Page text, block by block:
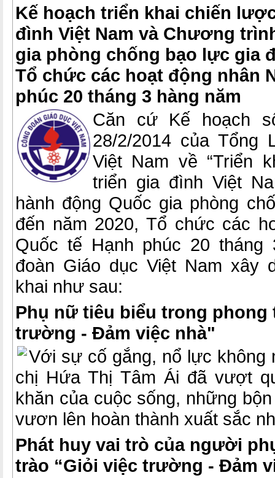
Kế hoạch triển khai chiến
đình Việt Nam và Chương
gia phòng chống bạo lực gia
Tổ chức các hoạt động nhân
phúc 20 tháng 3 hàng năm
Căn cứ Kế hoạch
28/2/2014 của Tổng
Việt Nam về “Triển
triển gia đình Việt
hành động Quốc gia phòng
đến năm 2020, Tổ chức các
Quốc tế Hạnh phúc 20 tháng
đoàn Giáo dục Việt Nam xây
khai như sau:
Phụ nữ tiêu biểu trong phong
trường - Đảm việc nhà"
Với sự cố gắng, nổ lực không
chị Hứa Thị Tâm Ái đã vượt
khăn của cuộc sống, những
vươn lên hoàn thành xuất sắc
Phát huy vai trò của người
trào “Giỏi việc trường - Đảm